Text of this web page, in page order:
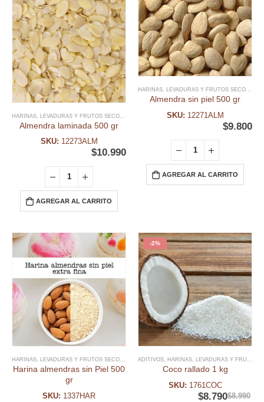
INGREDIENTES
Almendra laminada 500 gr
SKU: 12273ALM
$10.990
AGREGAR AL CARRITO
Almendra sin piel 500 gr
SKU: 12271ALM
$9.800
AGREGAR AL CARRITO
INGREDIENTES
Harina almendras sin Piel 500
gr
SKU: 1337HAR
-2%
ADITIVOS HARINAS, LEVADURAS Y FRUTOS SECOS
Coco rallado 1 kg
SKU: 1761COC
$8.990
$8.790